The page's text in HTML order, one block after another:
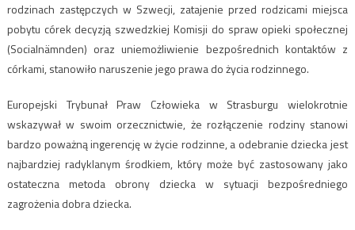
rodzinach zastępczych w Szwecji, zatajenie przed rodzicami miejsca
pobytu córek decyzją szwedzkiej Komisji do spraw opieki społecznej
(Socialnämnden) oraz uniemożliwienie bezpośrednich kontaktów z
córkami, stanowiło naruszenie jego prawa do życia rodzinnego.
Europejski Trybunał Praw Człowieka w Strasburgu wielokrotnie
wskazywał w swoim orzecznictwie, że rozłączenie rodziny stanowi
bardzo poważną ingerencję w życie rodzinne, a odebranie dziecka jest
najbardziej radyklanym środkiem, który może być zastosowany jako
ostateczna metoda obrony dziecka w sytuacji bezpośredniego
zagrożenia dobra dziecka.